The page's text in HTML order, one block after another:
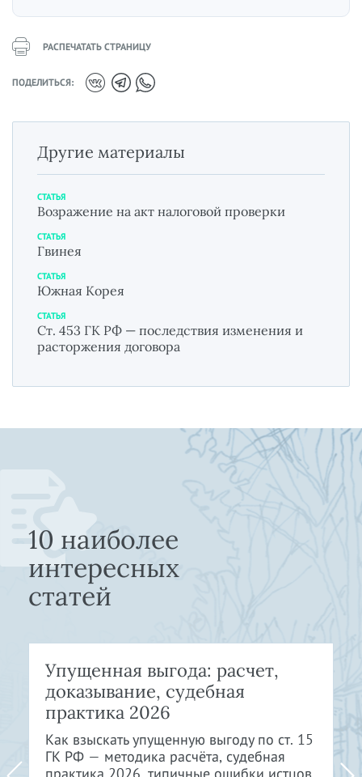
РАСПЕЧАТАТЬ СТРАНИЦУ
ПОДЕЛИТЬСЯ:
Другие материалы
СТАТЬЯ
Возражение на акт налоговой проверки
СТАТЬЯ
Гвинея
СТАТЬЯ
Южная Корея
СТАТЬЯ
Ст. 453 ГК РФ — последствия изменения и
расторжения договора
10 наиболее
интересных
статей
Упущенная выгода: расчет,
доказывание, судебная
практика 2026
Как взыскать упущенную выгоду по ст. 15
ГК РФ — методика расчёта, судебная
практика 2026, типичные ошибки истцов.